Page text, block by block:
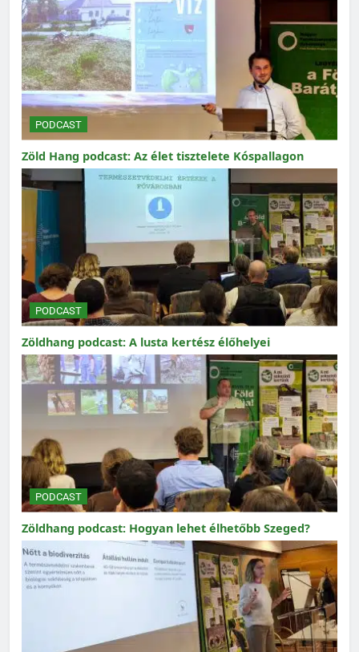
PODCAST
Zöld Hang podcast: Az élet tisztelete Kóspallagon
PODCAST
Zöldhang podcast: A lusta kertész élőhelyei
PODCAST
Zöldhang podcast: Hogyan lehet élhetőbb Szeged?